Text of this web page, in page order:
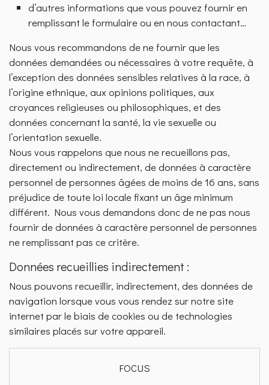
d’autres informations que vous pouvez fournir en
remplissant le formulaire ou en nous contactant…
Nous vous recommandons de ne fournir que les
données demandées ou nécessaires à votre requête, à
l’exception des données sensibles relatives à la race, à
l’origine ethnique, aux opinions politiques, aux
croyances religieuses ou philosophiques, et des
données concernant la santé, la vie sexuelle ou
l’orientation sexuelle.
Nous vous rappelons que nous ne recueillons pas,
directement ou indirectement, de données à caractère
personnel de personnes âgées de moins de 16 ans, sans
préjudice de toute loi locale fixant un âge minimum
différent. Nous vous demandons donc de ne pas nous
fournir de données à caractère personnel de personnes
ne remplissant pas ce critère.
Données recueillies indirectement :
Nous pouvons recueillir, indirectement, des données de
navigation lorsque vous vous rendez sur notre site
internet par le biais de cookies ou de technologies
similaires placés sur votre appareil.
FOCUS